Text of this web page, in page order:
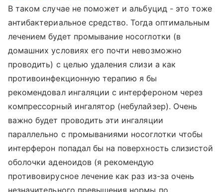
В таком случае не поможет и альбуцид - это тоже
антибактериальное средство. Тогда оптимальным
лечением будет промывание носоглотки (в
домашних условиях его почти невозможно
проводить) с целью удаления слизи а как
противоинфекционную терапию я бы
рекомендовал ингаляции с интерфероном через
компрессорный ингалятор (небулайзер). Очень
важно будет проводить эти ингаляции
параллельно с промываниями носоглотки чтобы
интерферон попадал бы на поверхность слизистой
оболочки аденоидов (я рекомендую
противовирусное лечение как раз из-за очень
незначительного превышения нормы по